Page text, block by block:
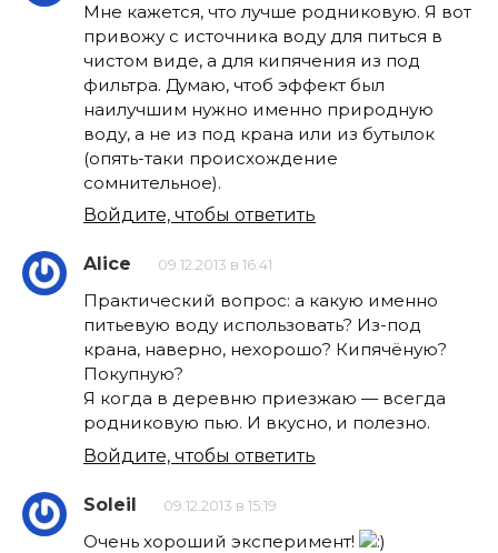
Мне кажется, что лучше родниковую. Я вот
привожу с источника воду для питься в
чистом виде, а для кипячения из под
фильтра. Думаю, чтоб эффект был
наилучшим нужно именно природную
воду, а не из под крана или из бутылок
(опять-таки происхождение
сомнительное).
Войдите, чтобы ответить
Alice 09.12.2013 в 16:41
Практический вопрос: а какую именно
питьевую воду использовать? Из-под
крана, наверно, нехорошо? Кипячёную?
Покупную?
Я когда в деревню приезжаю — всегда
родниковую пью. И вкусно, и полезно.
Войдите, чтобы ответить
Soleil 09.12.2013 в 15:19
Очень хороший эксперимент!